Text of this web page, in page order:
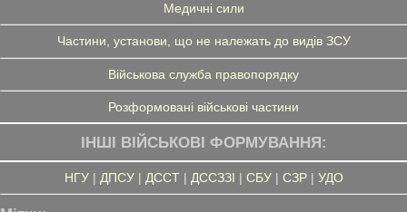
Медичні сили
Частини, установи, що не належать до видів ЗСУ
Військова служба правопорядку
Розформовані військові частини
ІНШІ ВІЙСЬКОВІ ФОРМУВАННЯ:
НГУ| ДПСУ| ДССТ| ДССЗЗІ | СБУ| СЗР| УДО